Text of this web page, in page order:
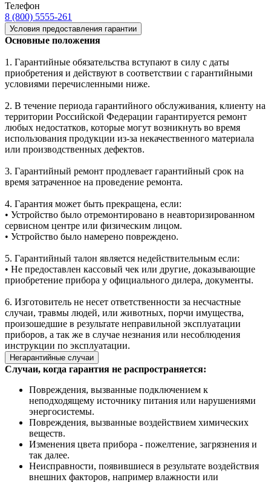
Телефон
8 (800) 5555-261
Условия предоставления гарантии
Основные положения
1. Гарантийные обязательства вступают в силу с даты
приобретения и действуют в соответствии с гарантийными
условиями перечисленными ниже.
2. В течение периода гарантийного обслуживания, клиенту на
территории Российской Федерации гарантируется ремонт
любых недостатков, которые могут возникнуть во время
использования продукции из-за некачественного материала
или производственных дефектов.
3. Гарантийный ремонт продлевает гарантийный срок на
время затраченное на проведение ремонта.
4. Гарантия может быть прекращена, если:
• Устройство было отремонтировано в неавторизированном
сервисном центре или физическим лицом.
• Устройство было намерено повреждено.
5. Гарантийный талон является недействительным если:
• Не предоставлен кассовый чек или другие, доказывающие
приобретение прибора у официального дилера, документы.
6. Изготовитель не несет ответственности за несчастные
случаи, травмы людей, или животных, порчи имущества,
произошедшие в результате неправильной эксплуатации
приборов, а так же в случае незнания или несоблюдения
инструкции по эксплуатации.
Негарантийные случаи
Случаи, когда гарантия не распространяется:
Повреждения, вызванные подключением к
неподходящему источнику питания или нарушениями
энергосистемы.
Повреждения, вызванные воздействием химических
веществ.
Изменения цвета прибора - пожелтение, загрязнения и
так далее.
Неисправности, появившиеся в результате воздействия
внешних факторов, например влажности или